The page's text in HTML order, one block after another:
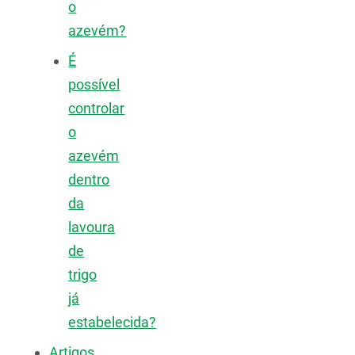
o
azevém?
É
possível
controlar
o
azevém
dentro
da
lavoura
de
trigo
já
estabelecida?